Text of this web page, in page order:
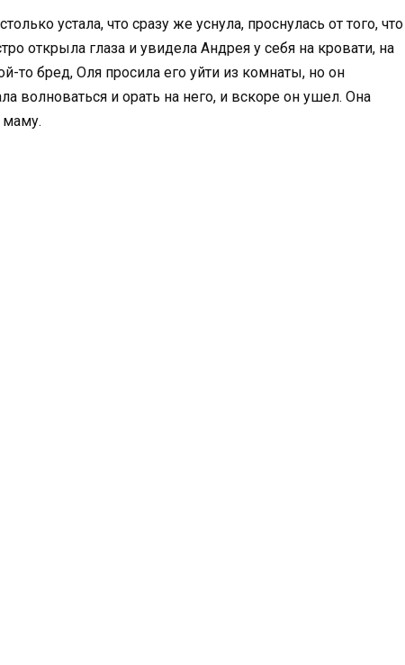
устала, что сразу же уснула, проснулась от того, что
открыла глаза и увидела Андрея у себя на кровати, на
то бред, Оля просила его уйти из комнаты, но он
волноваться и орать на него, и вскоре он ушел. Она
маму.